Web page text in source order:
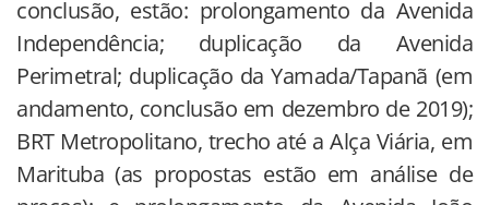
conclusão, estão: prolongamento da Avenida
Independência; duplicação da Avenida
Perimetral; duplicação da Yamada/Tapanã (em
andamento, conclusão em dezembro de 2019);
BRT Metropolitano, trecho até a Alça Viária, em
Marituba (as propostas estão em análise de